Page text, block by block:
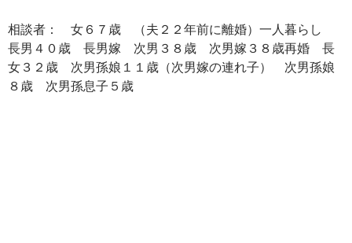
相談者： 女６７歳 （夫２２年前に離婚）一人暮らし
長男４０歳 長男嫁 次男３８歳 次男嫁３８歳再婚 長
女３２歳 次男孫娘１１歳（次男嫁の連れ子） 次男孫娘
８歳 次男孫息子５歳